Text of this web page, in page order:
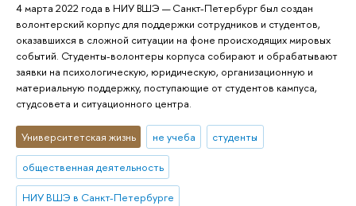
4 марта 2022 года в НИУ ВШЭ — Санкт-Петербург был создан
волонтерский корпус для поддержки сотрудников и студентов,
оказавшихся в сложной ситуации на фоне происходящих мировых
событий. Студенты-волонтеры корпуса собирают и обрабатывают
заявки на психологическую, юридическую, организационную и
материальную поддержку, поступающие от студентов кампуса,
студсовета и ситуационного центра.
Университетская жизнь не учеба студенты
общественная деятельность
НИУ ВШЭ в Санкт-Петербурге